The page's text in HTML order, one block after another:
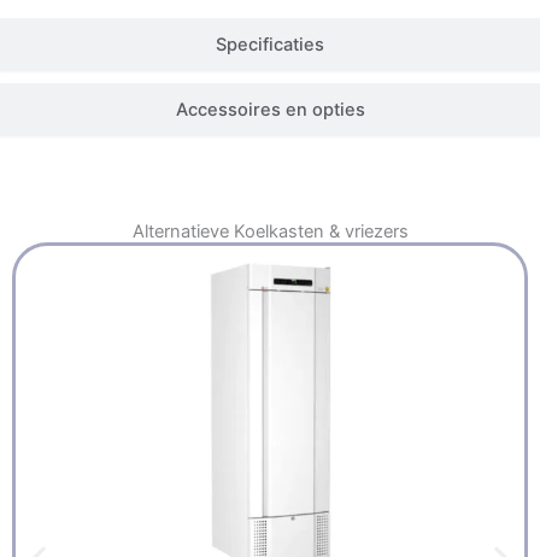
Specificaties
Accessoires en opties
Alternatieve Koelkasten & vriezers